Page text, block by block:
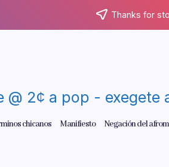
Thanks for
2¢ a pop - exegete
chicanos Manifiesto Negación del